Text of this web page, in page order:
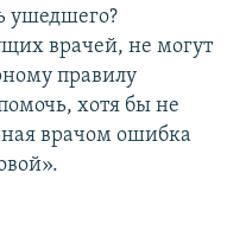
ушедшего?
врачей, не могут
правилу
хотя бы не
врачом ошибка